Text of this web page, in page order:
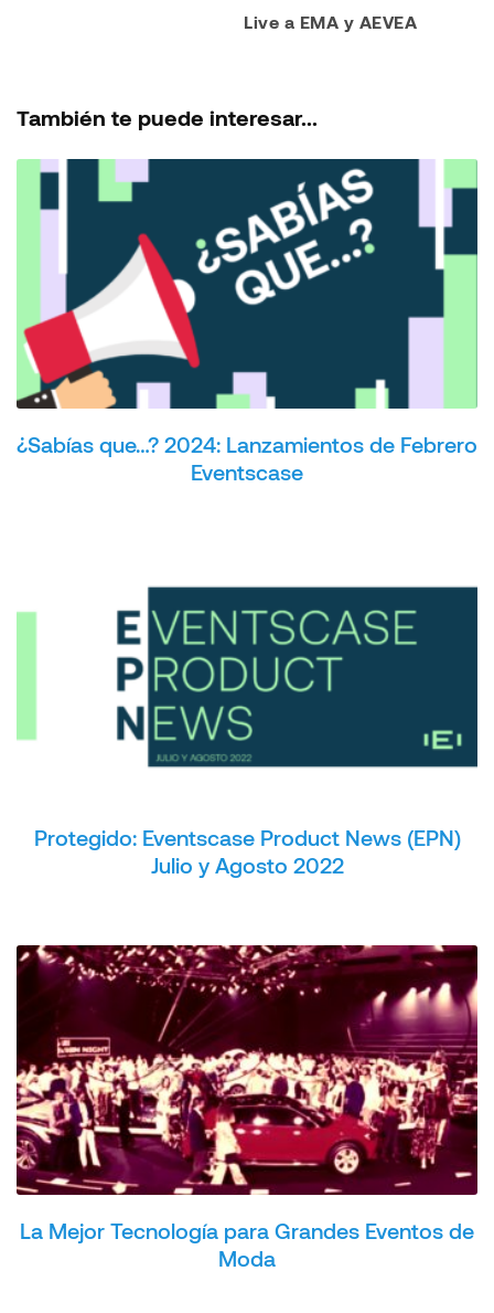
Live a EMA y AEVEA
También te puede interesar...
¿Sabías que…? 2024: Lanzamientos de Febrero
Eventscase
Protegido: Eventscase Product News (EPN)
Julio y Agosto 2022
La Mejor Tecnología para Grandes Eventos de
Moda